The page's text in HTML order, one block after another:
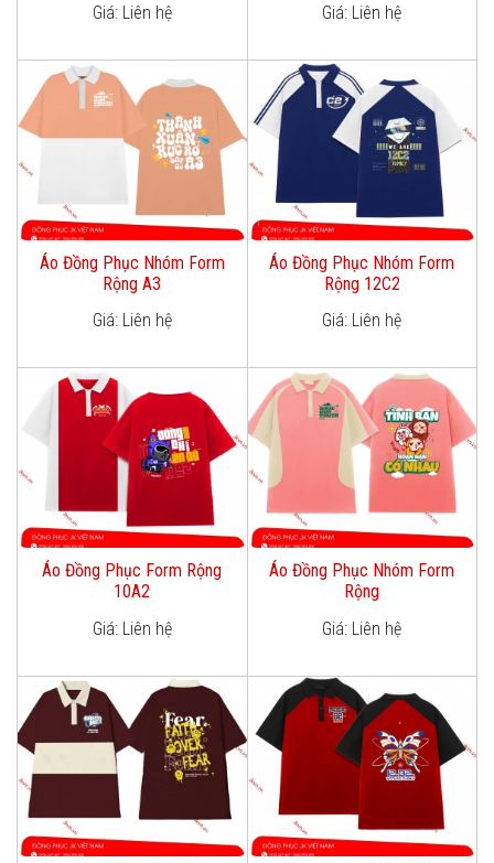
Giá: Liên hệ
Giá: Liên hệ
Áo Đồng Phục Nhóm Form
Rộng A3
Giá: Liên hệ
Áo Đồng Phục Nhóm Form
Rộng 12C2
Giá: Liên hệ
Áo Đồng Phục Form Rộng
10A2
Giá: Liên hệ
Áo Đồng Phục Nhóm Form
Rộng
Giá: Liên hệ